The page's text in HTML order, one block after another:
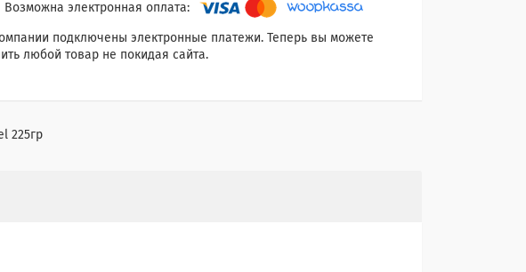
подключены электронные платежи. Теперь вы можете
любой товар не покидая сайта.
225гр